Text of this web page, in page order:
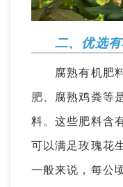
二、优选
腐熟有机肥料
肥、腐熟鸡粪等
料。这些肥料含
可以满足玫瑰花
一般来说，每公